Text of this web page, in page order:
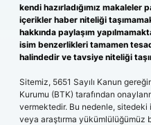
kendi hazırladığımız makaleler
içerikler haber niteliği
hakkında paylaşım
isim benzerlikleri tamamen
halindedir ve tavsiye niteliği
Sitemiz, 5651 Sayılı Kanun
Kurumu (BTK) tarafından
vermektedir. Bu nedenle,
veya araştırma yükümlülüğümüz